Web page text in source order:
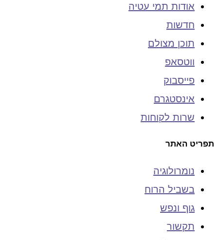
אודות תמי עטיה
חדשות
תוכן מצולם
ווטסאפ
פייסבוק
אינסטגרם
שרות לקוחות
תפריט האתר
נומרולוגיה
בשביל הרוח
גוף ונפש
תקשור